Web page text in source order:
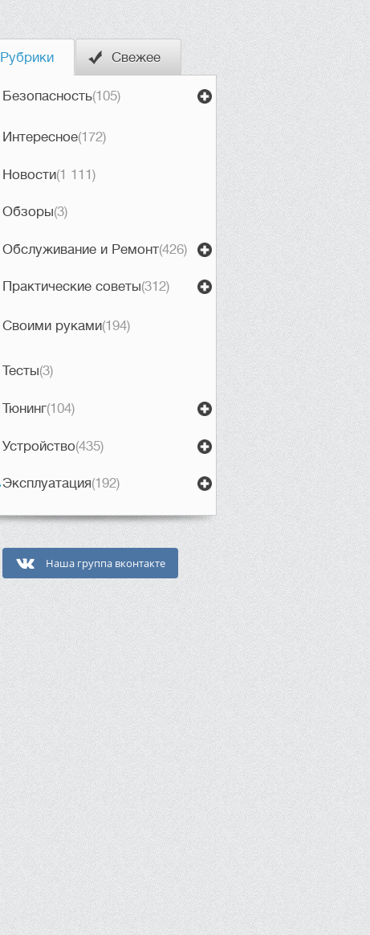
Рубрики Свежее
Безопасность(105)
Интересное(172)
Новости(1 111)
Обзоры(3)
Обслуживание и Ремонт(426)
Практические советы(312)
Своими руками(194)
Тесты(3)
Тюнинг(104)
Устройство(435)
Эксплуатация(192)
Наша группа вконтакте